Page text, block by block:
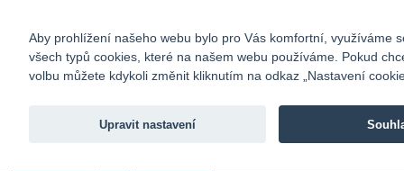
Fio banka
Fio banka
Aby prohlížení našeho webu bylo pro Vás komfortní, využíváme
všech typů cookies, které na našem webu používáme. Pokud
volbu můžete kdykoli změnit kliknutím na odkaz „Nastavení
Upravit nastavení